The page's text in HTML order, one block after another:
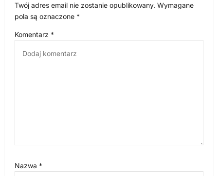
w
i
Twój adres email nie zostanie opublikowany. Wymagane
pola są oznaczone *
Komentarz *
Nazwa *